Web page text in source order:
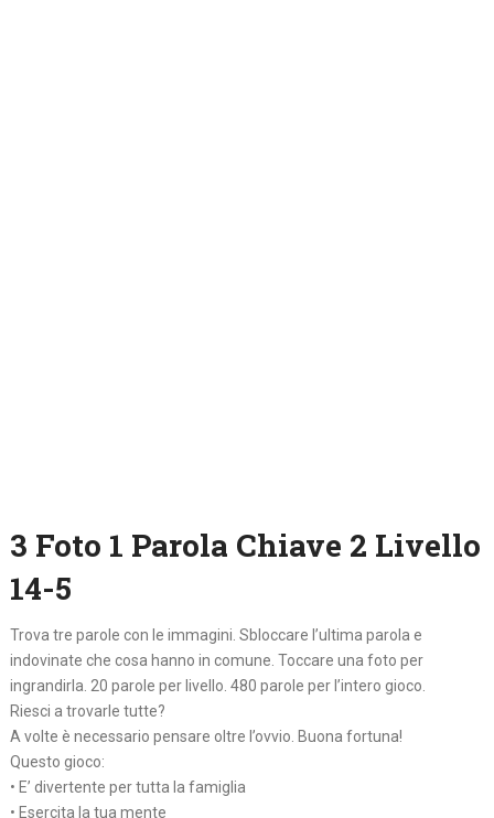
3 Foto 1 Parola Chiave 2 Livello
14-5
Trova tre parole con le immagini. Sbloccare l’ultima parola e
indovinate che cosa hanno in comune. Toccare una foto per
ingrandirla. 20 parole per livello. 480 parole per l’intero gioco.
Riesci a trovarle tutte?
A volte è necessario pensare oltre l’ovvio. Buona fortuna!
Questo gioco:
• E’ divertente per tutta la famiglia
• Esercita la tua mente